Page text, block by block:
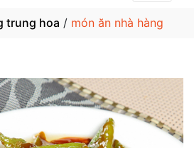
trung hoa / món ăn nhà hàng